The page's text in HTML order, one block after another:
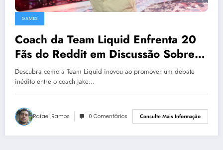
GAMES
Coach da Team Liquid Enfrenta 20
Fãs do Reddit em Discussão Sobre
LoL
Descubra como a Team Liquid inovou ao promover um debate
inédito entre o coach Jake…
Rafael Ramos 0 Comentários Consulte Mais Informação